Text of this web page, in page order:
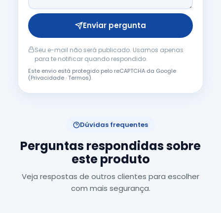
Enviar pergunta
Seu e-mail não será publicado. Usamos apenas
para te notificar quando respondido.
Este envio está protegido pelo reCAPTCHA da Google
(Privacidade·Termos).
Dúvidas frequentes
Perguntas respondidas sobre
este produto
Veja respostas de outros clientes para escolher
com mais segurança.